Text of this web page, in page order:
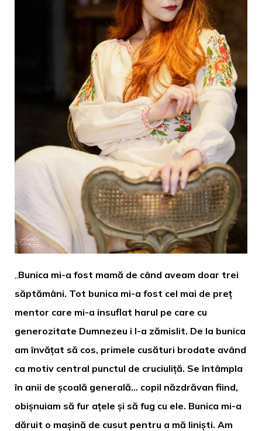
„Bunica mi-a fost mamă de când aveam doar trei
săptămâni. Tot bunica mi-a fost cel mai de preț
mentor care mi-a insuflat harul pe care cu
generozitate Dumnezeu i l-a zămislit. De la bunica
am învățat să cos, primele cusături brodate având
ca motiv central punctul de cruciuliță. Se întâmpla
în anii de școală generală… copil năzdrăvan fiind,
obișnuiam să fur ațele și să fug cu ele. Bunica mi-a
dăruit o mașină de cusut pentru a mă liniști. Am